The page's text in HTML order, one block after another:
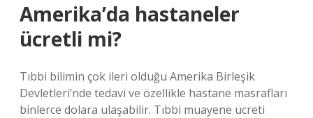
Amerika’da hastaneler
ücretli mi?
Tıbbi bilimin çok ileri olduğu Amerika Birleşik
Devletleri’nde tedavi ve özellikle hastane masrafları
binlerce dolara ulaşabilir. Tıbbi muayene ücreti